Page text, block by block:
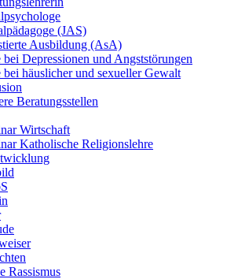
(JAS)
Ausbildung (AsA)
Depressionen und Angststörungen
häuslicher und sexueller Gewalt
Beratungsstellen
Wirtschaft
Katholische Religionslehre
Rassismus